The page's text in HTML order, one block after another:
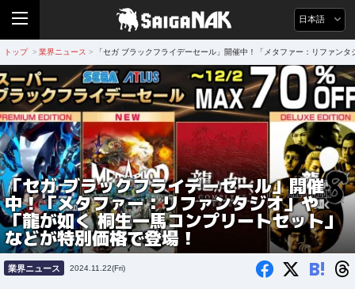
日本語
トップ > 業界ニュース > 「セガ ブラックフライデーセール」開催中！「メタファー：リファン
「セガ ブラックフライデーセール」開催
中！「メタファー：リファンタジオ」や
「龍が如く 桐生一馬コンプリートセット」
などが特別価格で登場！
業界ニュース 2024.11.22(Fri) B!